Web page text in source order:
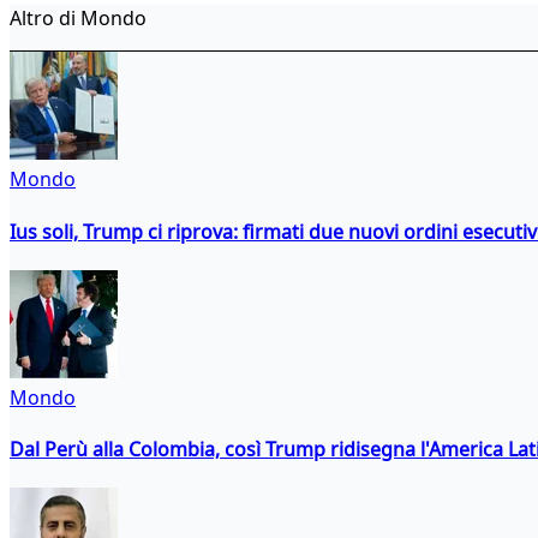
Altro di Mondo
Mondo
Ius soli, Trump ci riprova: firmati due nuovi ordini
Mondo
Dal Perù alla Colombia, così Trump ridisegna l'America